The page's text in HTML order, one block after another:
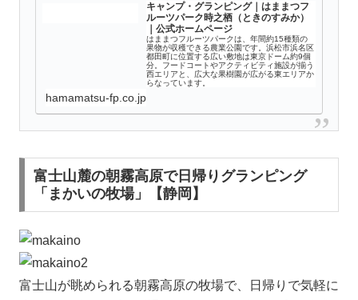
キャンプ・グランピング｜はままつフ
ルーツパーク時之栖（ときのすみか）
｜公式ホームページ
はままつフルーツパークは、年間約15種類の
果物が収穫できる農業公園です。浜松市浜名区
都田町に位置する広い敷地は東京ドーム約9個
分。フードコートやアクティビティ施設が揃う
西エリアと、広大な果樹園が広がる東エリアか
らなっています。
hamamatsu-fp.co.jp
富士山麓の朝霧高原で日帰りグランピング
「まかいの牧場」【静岡】
富士山が眺められる朝霧高原の牧場で、日帰りで気軽に